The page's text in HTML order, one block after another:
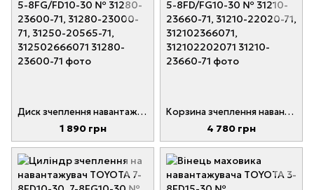
Диск зчеплення навантажувача TOYOTA 5-8FG/FD10-30 № 31280-23600-71, 31280-23000-71, 31250-20565-71, 312502666071
1 890 грн
Корзина зчеплення навантажувача TOYOTA 5-8FD/FG10-30 № 31210-23660-71, 31210-22020-71, 312102366071, 312102202071
4 780 грн